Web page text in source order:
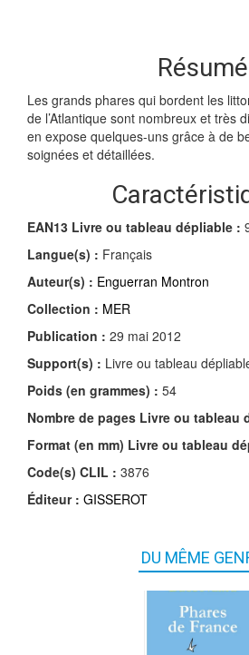
Résumé
Les grands phares qui bordent les
de l’Atlantique sont nombreux et très
en expose quelques-uns grâce à de
soignées et détaillées.
EAN13 Livre ou tableau dépliable :
Langue(s) : Français
Auteur(s) : Enguerran Montron
Collection : MER
Publication : 29 mai 2012
Support(s) : Livre ou tableau
Poids (en grammes) : 54
Nombre de pages Livre ou tableau
Format (en mm) Livre ou tableau
Code(s) CLIL : 3876
Éditeur : GISSEROT
DU MÊME